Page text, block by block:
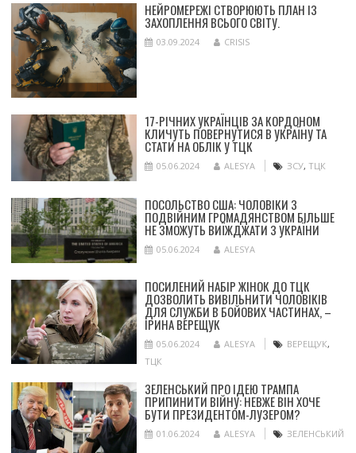
НЕЙРОМЕРЕЖІ СТВОРЮЮТЬ ПЛАН ІЗ
ЗАХОПЛЕННЯ ВСЬОГО СВІТУ.
03.09.2024 CRISIS
17-РІЧНИХ УКРАЇНЦІВ ЗА КОРДОНОМ
КЛИЧУТЬ ПОВЕРНУТИСЯ В УКРАЇНУ ТА
СТАТИ НА ОБЛІК У ТЦК
05.06.2024 ALESYA ЗСУ, ТЦК
ПОСОЛЬСТВО США: ЧОЛОВІКИ З
ПОДВІЙНИМ ГРОМАДЯНСТВОМ БІЛЬШЕ
НЕ ЗМОЖУТЬ ВИЇЖДЖАТИ З УКРАЇНИ
05.06.2024 ALESYA
ПОСИЛЕНИЙ НАБІР ЖІНОК ДО ТЦК
ДОЗВОЛИТЬ ВИВІЛЬНИТИ ЧОЛОВІКІВ
ДЛЯ СЛУЖБИ В БОЙОВИХ ЧАСТИНАХ, –
ІРИНА ВЕРЕЩУК
05.06.2024 ALESYA ВЕРЕЩУК,
ТЦК
ЗЕЛЕНСЬКИЙ ПРО ІДЕЮ ТРАМПА
ПРИПИНИТИ ВІЙНУ: НЕВЖЕ ВІН ХОЧЕ
БУТИ ПРЕЗИДЕНТОМ-ЛУЗЕРОМ?
01.06.2024 ALESYA ЗЕЛЕНСЬКИЙ